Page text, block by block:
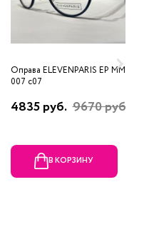
Оправа ELEVENPARIS EP MM
007 c07
4835 руб. 9670 руб.
В КОРЗИНУ